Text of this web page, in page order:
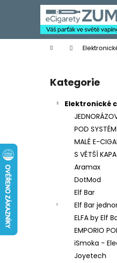
Domů
Přeskočit
kategorie
Kategorie
Elektronické
POD
MALÉ E-
S VĚTŠÍ
Aramax
DotMod
Elf Bar
Elf Bar
ELFA by Elf
EMPORIO
iSmoka -
Joyetech
í
Zpět
do
Zpět
do
LIQUID ARAMAX
TOBACCO
558 Kč